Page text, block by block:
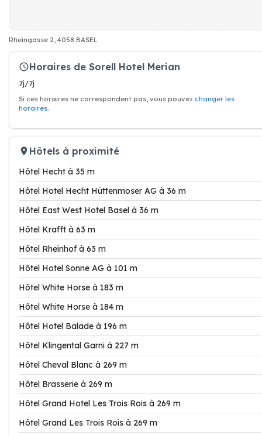
Rheingasse 2, 4058 BASEL
Horaires de Sorell Hotel Merian
7j/7j
Si ces horaires ne correspondent pas, vous pouvez changer les
horaires.
Hôtels à proximité
Hôtel Hecht à 35 m
Hôtel Hotel Hecht Hüttenmoser AG à 36 m
Hôtel East West Hotel Basel à 36 m
Hôtel Krafft à 63 m
Hôtel Rheinhof à 63 m
Hôtel Hotel Sonne AG à 101 m
Hôtel White Horse à 183 m
Hôtel White Horse à 184 m
Hôtel Hotel Balade à 196 m
Hôtel Klingental Garni à 227 m
Hôtel Cheval Blanc à 269 m
Hôtel Brasserie à 269 m
Hôtel Grand Hotel Les Trois Rois à 269 m
Hôtel Grand Les Trois Rois à 269 m